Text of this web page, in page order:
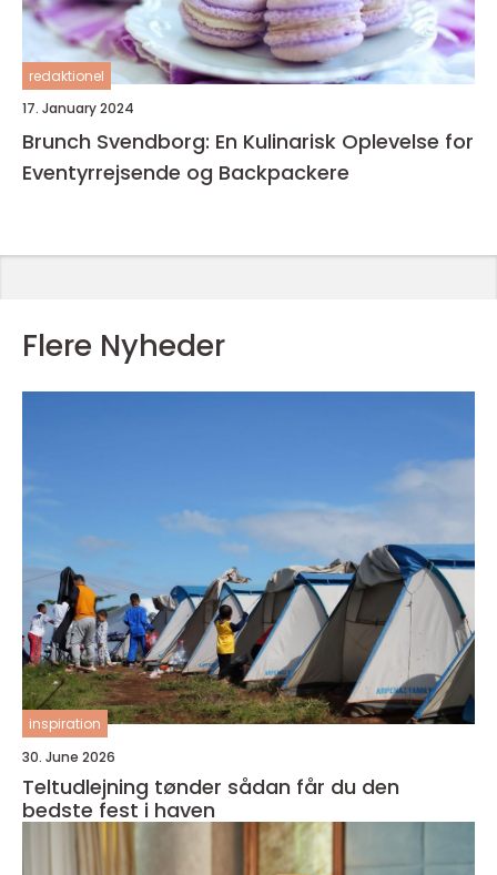
redaktionel
17. January 2024
Brunch Svendborg: En Kulinarisk Oplevelse for
Eventyrrejsende og Backpackere
Flere Nyheder
inspiration
30. June 2026
Teltudlejning tønder sådan får du den
bedste fest i haven